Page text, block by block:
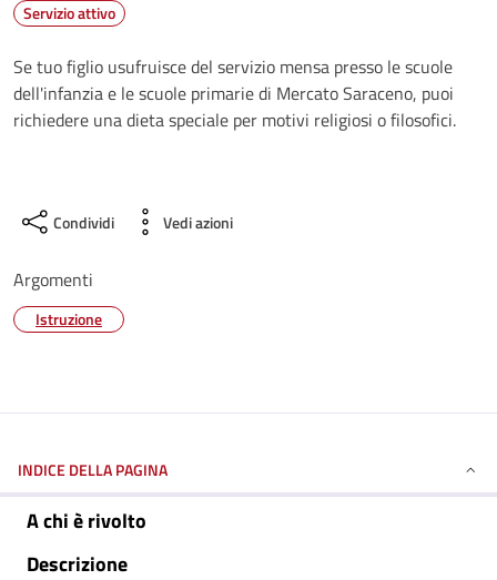
Servizio attivo
Se tuo figlio usufruisce del servizio mensa presso le scuole
dell'infanzia e le scuole primarie di Mercato Saraceno, puoi
richiedere una dieta speciale per motivi religiosi o filosofici.
Condividi Vedi azioni
Argomenti
Istruzione
INDICE DELLA PAGINA
A chi è rivolto
Descrizione